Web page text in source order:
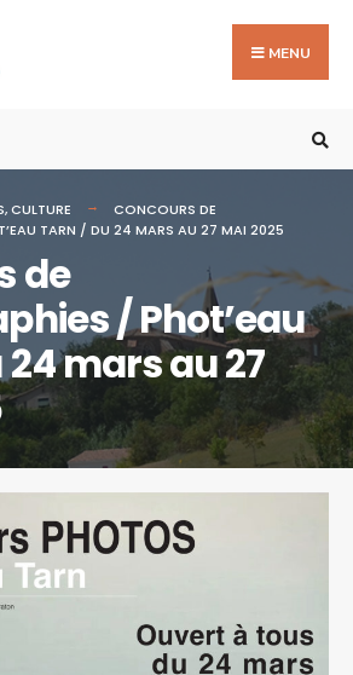
MENU
,CULTURE
CONCOURS DE
TARN / DU 24 MARS AU 27 MAI 2025
de
/ Phot’eau
mars au 27